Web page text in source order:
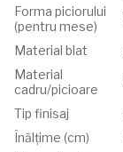
Forma piciorului
(pentru mese)
Material blat
Material
cadru/picioare
Tip finisaj
Înălțime (cm)